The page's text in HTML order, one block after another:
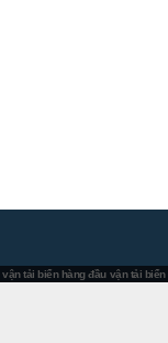
vận tải biển hàng đầu vận tải